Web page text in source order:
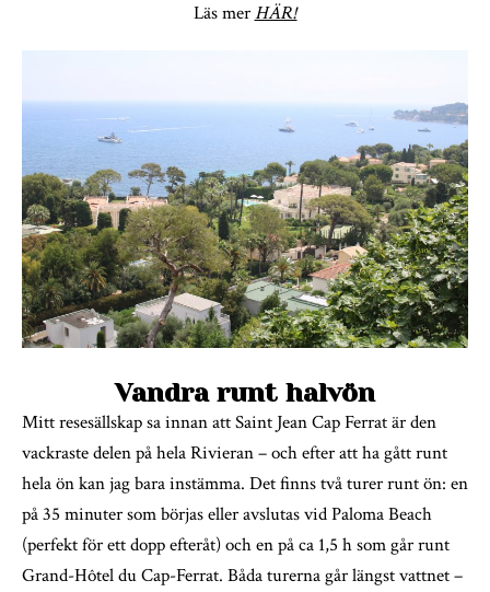
Läs merHÄR!
Vandra runt halvön
Mitt resesällskap sa innan att Saint Jean Cap Ferrat är den
vackraste delen på hela Rivieran – och efter att ha gått runt
hela ön kan jag bara instämma. Det finns två turer runt ön: en
på 35 minuter som börjas eller avslutas vid Paloma Beach
(perfekt för ett dopp efteråt) och en på ca 1,5 h som går runt
Grand-Hôtel du Cap-Ferrat. Båda turerna går längst vattnet –